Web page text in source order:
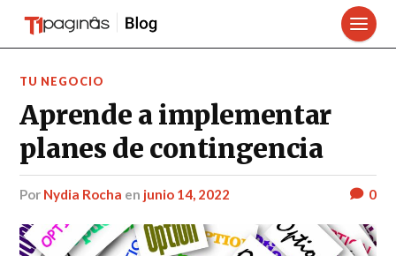
TU NEGOCIO
Aprende a implementar
planes de contingencia
por Nydia Rocha en junio 14, 2022 0